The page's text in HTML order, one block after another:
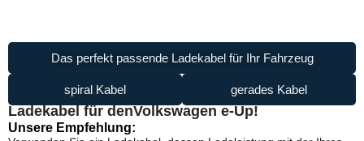
Das perfekt passende Ladekabel für Ihr Fahrzeug
spiral Kabel gerades Kabel
Ladekabel für denVolkswagen e-Up!
Unsere Empfehlung: